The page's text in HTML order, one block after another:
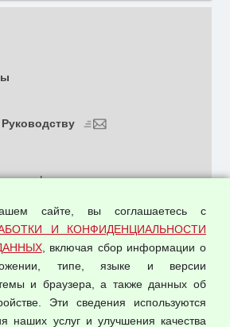
и конфиденциальности
персональных данных
продажи
сайте, вы соглашаетесь с
И КОНФИДЕНЦИАЛЬНОСТИ
, включая сбор информации о
типе, языке и версии
и браузера, а также данных об
Эти сведения используются
наших услуг и улучшения качества